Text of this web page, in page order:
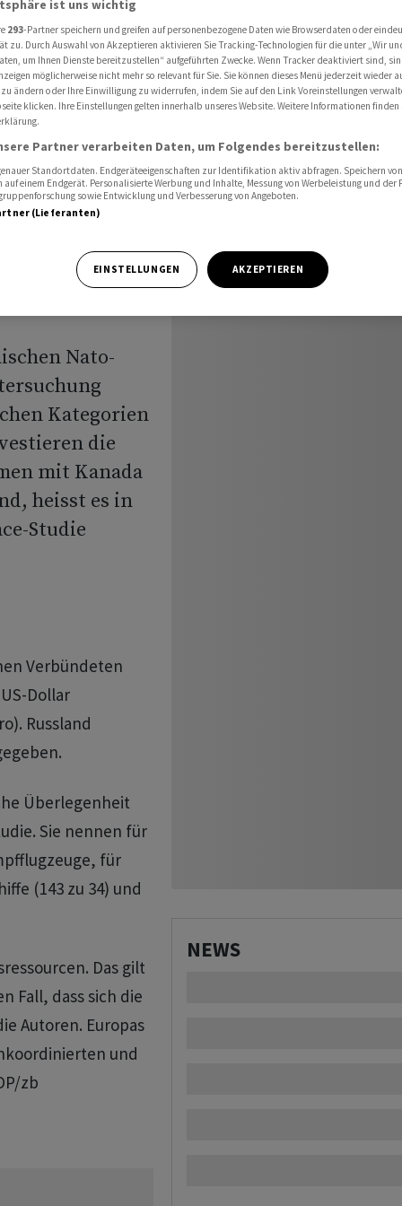
enorm
Nato-
Kategorien
die
mit Kanada
heisst es in
Studie
Verbündeten
Dollar
Russland
Überlegenheit
Sie nennen für
für
(143 zu 34) und
Das gilt
Fall, dass sich die
Autoren. Europas
und
zb
NEWS
ist uns wichtig
293-Partner speichern und greifen auf personenbezogene Daten wie Browserdaten oder
zu. Durch Auswahl von Akzeptieren aktivieren Sie Tracking-Technologien für die unter „Wir
um Ihnen Dienste bereitzustellen“ aufgeführten Zwecke. Wenn Tracker deaktiviert sind,
möglicherweise nicht mehr so relevant für Sie. Sie können dieses Menü jederzeit wieder
ändern oder Ihre Einwilligung zu widerrufen, indem Sie auf den Link Voreinstellungen
klicken. Ihre Einstellungen gelten innerhalb unseres Website. Weitere Informationen finden
Partner verarbeiten Daten, um Folgendes bereitzustellen:
Standortdaten. Endgeräteeigenschaften zur Identifikation aktiv abfragen. Speichern
einem Endgerät. Personalisierte Werbung und Inhalte, Messung von Werbeleistung und der
sowie Entwicklung und Verbesserung von Angeboten.
(Lieferanten)
EINSTELLUNGEN AKZEPTIEREN